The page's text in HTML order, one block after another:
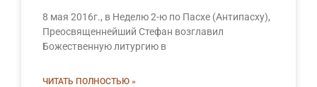
8 мая 2016г., в Неделю 2-ю по Пасхе (Антипасху),
Преосвященнейший Стефан возглавил
Божественную литургию в
ЧИТАТЬ ПОЛНОСТЬЮ »